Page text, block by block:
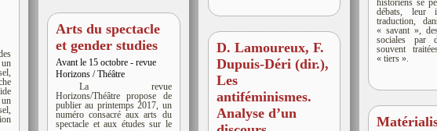
Arts du spectacle
et gender studies
Avant le 15 octobre - revue
Horizons / Théâtre
La revue
Horizons/Théâtre propose de
publier au printemps 2017, un
numéro consacré aux arts du
spectacle et aux études sur le
D. Lamoureux, F.
Dupuis-Déri (dir.),
Les
antiféminismes.
Analyse d’un
historiens se
débats, leur
traduction,
« savant »,
sociales par
souvent
« tiers ».